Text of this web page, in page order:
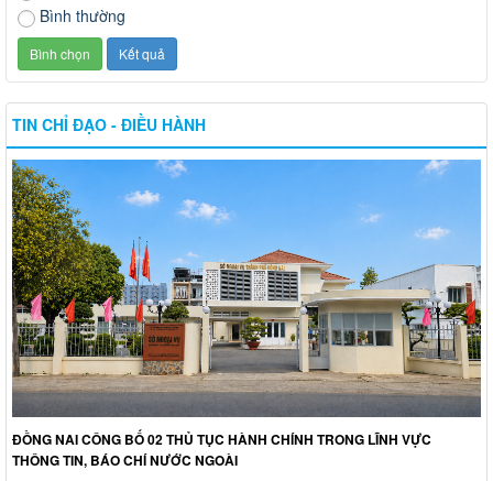
Bình thường
TIN CHỈ ĐẠO - ĐIỀU HÀNH
ĐỒNG NAI CÔNG BỐ 02 THỦ TỤC HÀNH CHÍNH TRONG LĨNH VỰC
THÔNG TIN, BÁO CHÍ NƯỚC NGOÀI